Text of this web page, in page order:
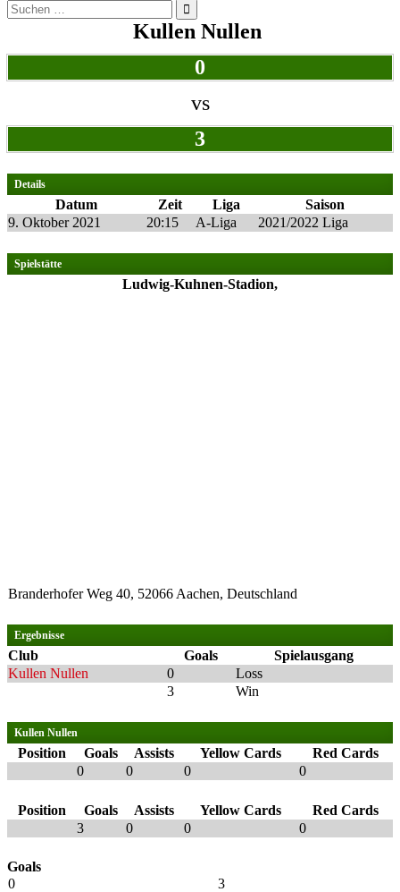
Suchen
nach:
Kullen Nullen
0
vs
3
Details
Datum Zeit Liga
Saison
9. Oktober 2021
20:15 A-Liga 2021/2022 Liga
Spielstätte
Ludwig-Kuhnen-Stadion,
Branderhofer Weg 40, 52066 Aachen, Deutschland
Ergebnisse
Club Goals
Spielausgang
Kullen Nullen
0
Loss
3
Win
Kullen Nullen
Position Goals Assists Yellow Cards
Red Cards
0
0 0 0
Position Goals Assists Yellow Cards
Red Cards
3
0 0 0
Goals
0
3